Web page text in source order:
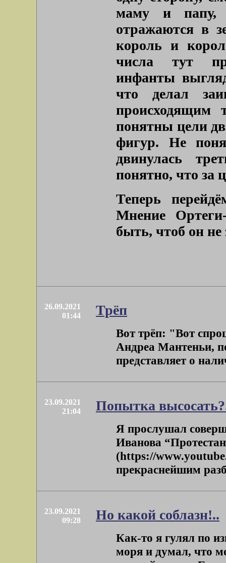
маму и папу,
отражаются в
король и
числа тут
инфанты
что делал
происходящим
понятны цели
фигур. Не
двинулась
понятно, что за
Теперь
Мнение
быть, чтоб он не
26.09.2021
01:44
Трёп
Вот трёп: "Вот
Андреа Мантеньи,
представляет о
23.09.2021
21:04
Попытка
Я прослушал
Иванова
(https://
прекраснейшим
23.09.2021
09:28
Но какой соблазн!..
Как-то я гулял по
моря и думал, что